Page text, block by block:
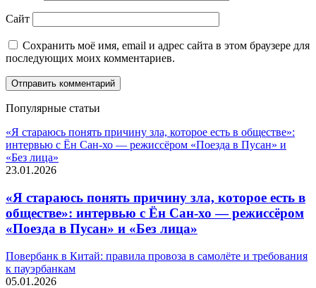
Сайт
Сохранить моё имя, email и адрес сайта в этом браузере для
последующих моих комментариев.
Популярные статьи
«Я стараюсь понять причину зла, которое есть в обществе»:
интервью с Ён Сан-хо — режиссёром «Поезда в Пусан» и
«Без лица»
23.01.2026
«Я стараюсь понять причину зла, которое есть в
обществе»: интервью с Ён Сан-хо — режиссёром
«Поезда в Пусан» и «Без лица»
Повербанк в Китай: правила провоза в самолёте и требования
к пауэрбанкам
05.01.2026